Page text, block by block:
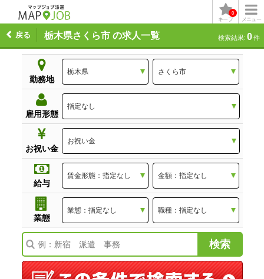
メニュー
キープ
0
栃木県さくら市 の求人一覧
戻る 検索結果: 0件
勤務地
雇用形態
お祝い金
給与
業態